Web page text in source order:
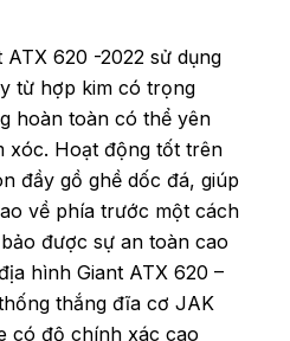
620 -2022 sử dụng
từ hợp kim có trọng
hoàn toàn có thể yên
xóc. Hoạt động tốt trên
đầy gồ ghề dốc đá, giúp
về phía trước một cách
được sự an toàn cao
hình Giant ATX 620 –
thắng đĩa cơ JAK
có độ chính xác cao